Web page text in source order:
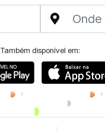
Também disponível em: